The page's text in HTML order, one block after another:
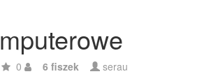
0 6 fiszek serau